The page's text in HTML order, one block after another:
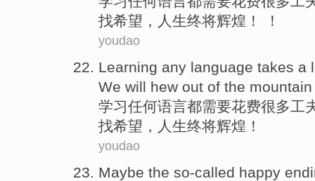
找希望 ，人生终将辉煌！ ！
youdao
Learning any language takes a
We will hew out of the
学习任何语言都需要花费很多工
找希望 ，人生终将辉煌！
youdao
Maybe the so-called happy